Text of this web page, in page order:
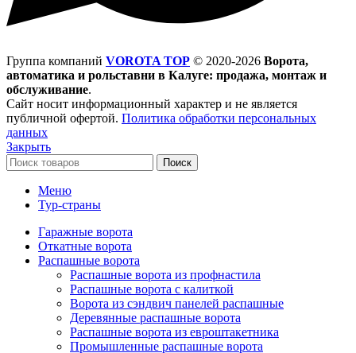
Группа компаний VOROTA TOP © 2020-2026 Ворота,
автоматика и рольставни в Калуге: продажа, монтаж и
обслуживание.
Сайт носит информационный характер и не является
публичной офертой. Политика обработки персональных
данных
Закрыть
Поиск
Меню
Тур-страны
Гаражные ворота
Откатные ворота
Распашные ворота
Распашные ворота из профнастила
Распашные ворота с калиткой
Ворота из сэндвич панелей распашные
Деревянные распашные ворота
Распашные ворота из евроштакетника
Промышленные распашные ворота